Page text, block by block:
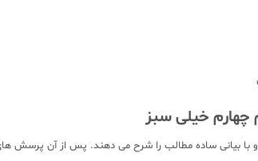
چهارم خیلی سبز
و با بیانی ساده مطالب را شرح می دهند. پس از آن